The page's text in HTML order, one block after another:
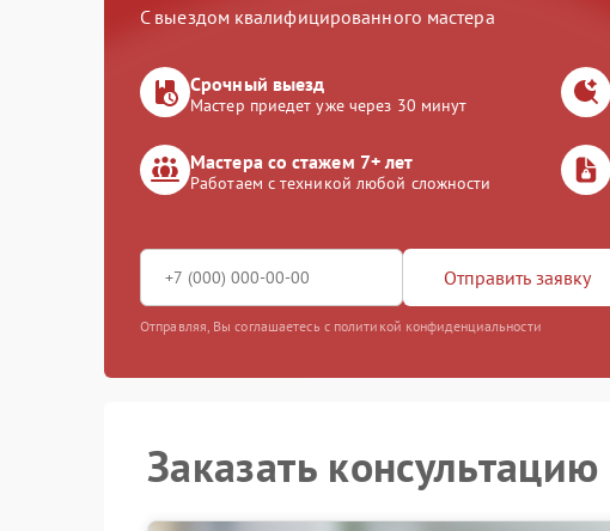
С выездом квалифицированного мастера
Срочный выезд
Мастер приедет уже через 30 минут
Мастера со стажем 7+ лет
Работаем с техникой любой сложности
Отправить заявку
Отправляя, Вы соглашаетесь с политикой конфиденциальности
Заказать консультацию